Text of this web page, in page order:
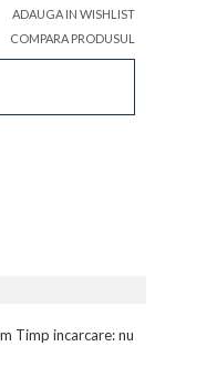
ADAUGA IN WISHLIST
COMPARA PRODUSUL
Timp incarcare: nu